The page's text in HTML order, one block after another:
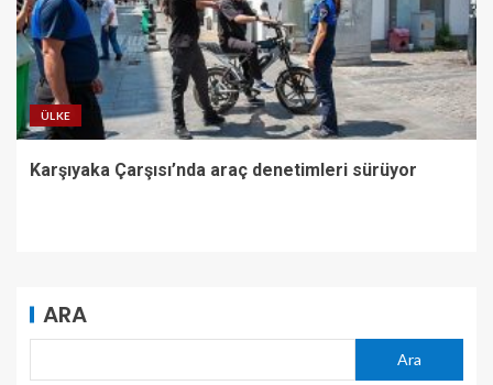
ÜLKE
Karşıyaka Çarşısı’nda araç denetimleri sürüyor
ARA
Ara